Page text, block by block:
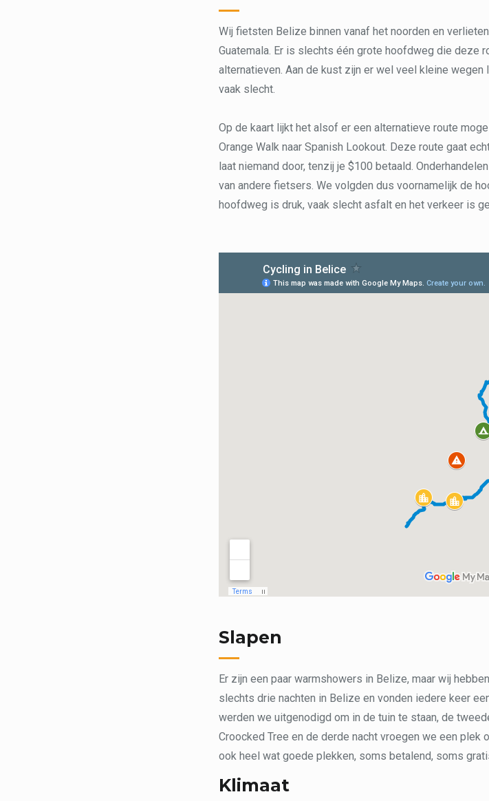
Wij fietsten Belize binnen vanaf het noorden en
Guatemala. Er is slechts één grote hoofdweg die deze
alternatieven. Aan de kust zijn er wel veel kleine
vaak slecht.
Op de kaart lijkt het alsof er een alternatieve route
Orange Walk naar Spanish Lookout. Deze route gaat
laat niemand door, tenzij je $100 betaald.
van andere fietsers. We volgden dus voornamelijk de
hoofdweg is druk, vaak slecht asfalt en het verkeer is
Slapen
Er zijn een paar warmshowers in Belize, maar wij
slechts drie nachten in Belize en vonden iedere keer
werden we uitgenodigd om in de tuin te staan, de
Croocked Tree en de derde nacht vroegen we een plek
ook heel wat goede plekken, soms betalend, soms
Klimaat